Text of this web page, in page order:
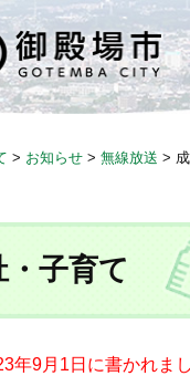
> お知らせ > 無線放送 >
子育て
年9月1日に書かれま